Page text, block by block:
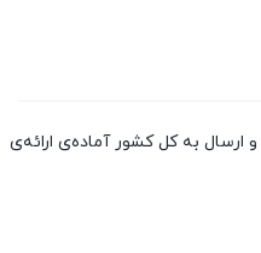
عمده و تک و ارسال به کل کشور آماده‌ی ارائه‌ی